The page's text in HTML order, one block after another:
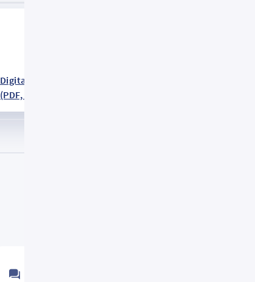
Digitales Fahrplanbuch gültig ab April 2026
(PDF, 87 MB)